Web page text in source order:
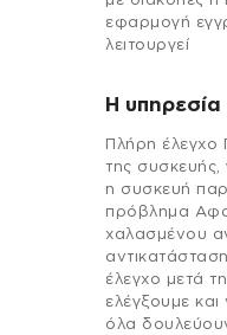
εφαρμογή
λειτουργεί
H υπηρεσία
Πλήρη έλεγχο
της συσκευής,
η συσκευή
πρόβλημα
χαλασμένου
έλεγχο μετά
ελέγξουμε
όλα